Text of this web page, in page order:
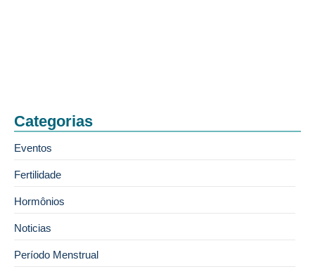
Categorias
Eventos
Fertilidade
Hormônios
Noticias
Período Menstrual